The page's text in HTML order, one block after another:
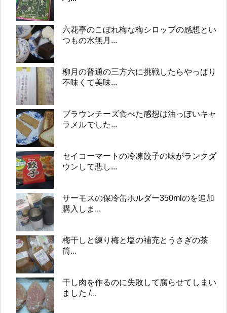
六花亭のこぼれ梅な梅シロップの感想とい
つもの水無月...
柳月の普通の三方六に挑戦したらやっぱり
不味くて美味...
ブラウンチーズ食べた感想は油っぽいキャ
ラメルでした...
セイコーマートの冷凍餃子の味がランクダ
ウンして悲し...
サーモスの保冷缶ホルダー350mlのを追加
購入しま...
梅干しと練り梅と塩の補充とうさぎの茶
筒...
干し肉を作るのに失敗して腐らせてしまい
ました /...